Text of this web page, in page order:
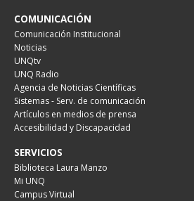
COMUNICACIÓN
Comunicación Institucional
Noticias
UNQtv
UNQ Radio
Agencia de Noticias Científicas
Sistemas - Serv. de comunicación
Artículos en medios de prensa
Accesibilidad y Discapacidad
SERVICIOS
Biblioteca Laura Manzo
Mi UNQ
Campus Virtual